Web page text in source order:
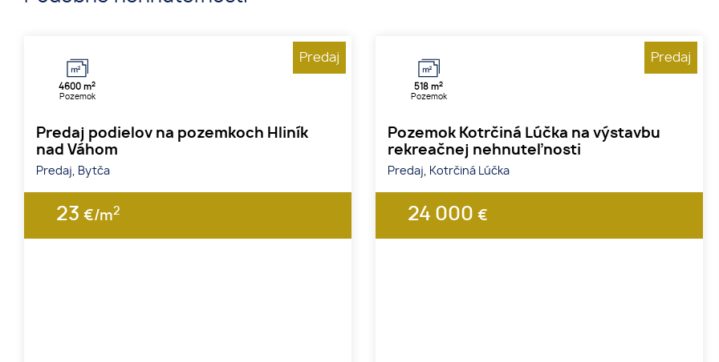
4600 m2
Pozemok
Predaj podielov na pozemkoch Hliník
nad Váhom
Predaj, Bytča
23 €/m2
Predaj
518 m2
Pozemok
Pozemok Kotrčiná Lúčka na výstavbu
rekreačnej nehnuteľnosti
Predaj, Kotrčiná Lúčka
24 000 €
Predaj